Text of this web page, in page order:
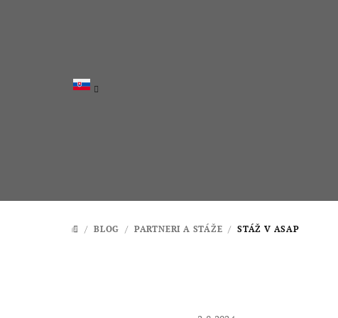
DOMOV
/ BLOG / PARTNERI A STÁŽE / STÁŽ V ASAP